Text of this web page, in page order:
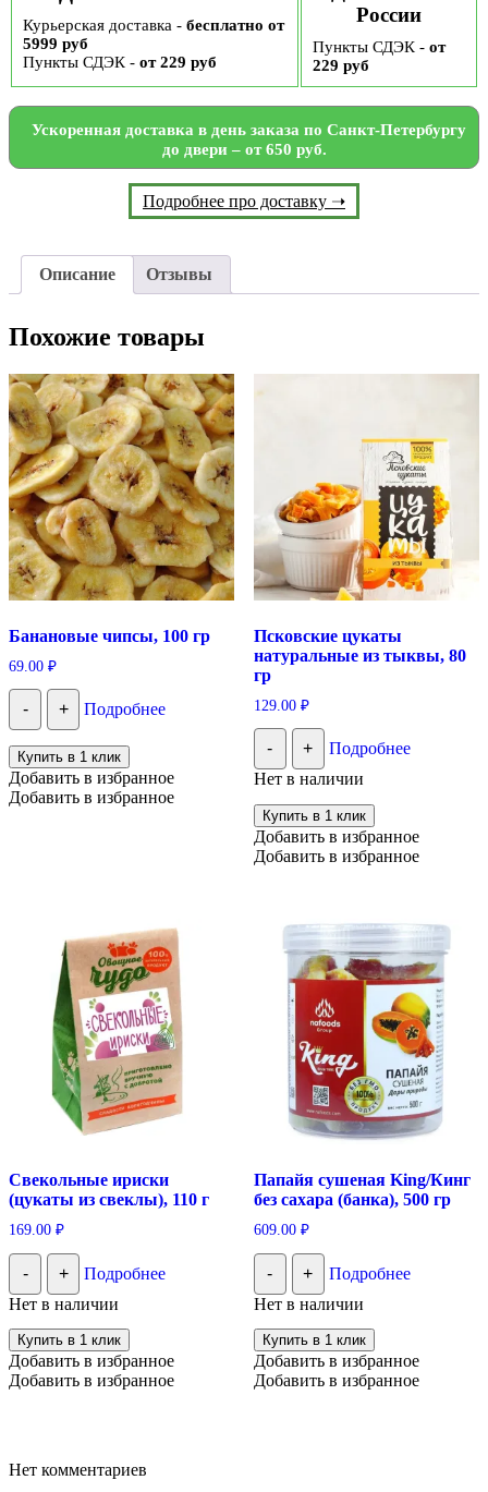
Курьерская доставка - бесплатно от
5999 руб
Пункты СДЭК - от 229 руб
России
Пункты СДЭК - от
229 руб
Ускоренная доставка в день заказа по Санкт-Петербургу
до двери – от 650 руб.
Подробнее про доставку ➝
Описание Отзывы
Похожие товары
Банановые чипсы, 100 гр
69.00 ₽
- + Подробнее
Купить в 1 клик
Добавить в избранное
Добавить в избранное
Псковские цукаты
натуральные из тыквы, 80
гр
129.00 ₽
- +
Подробнее
Нет в наличии
Купить в 1 клик
Добавить в избранное
Добавить в избранное
Свекольные ириски
(цукаты из свеклы), 110 г
169.00 ₽
- +
Подробнее
Нет в наличии
Купить в 1 клик
Добавить в избранное
Добавить в избранное
Папайя сушеная King/Кинг
без сахара (банка), 500 гр
609.00 ₽
- +
Подробнее
Нет в наличии
Купить в 1 клик
Добавить в избранное
Добавить в избранное
Нет комментариев